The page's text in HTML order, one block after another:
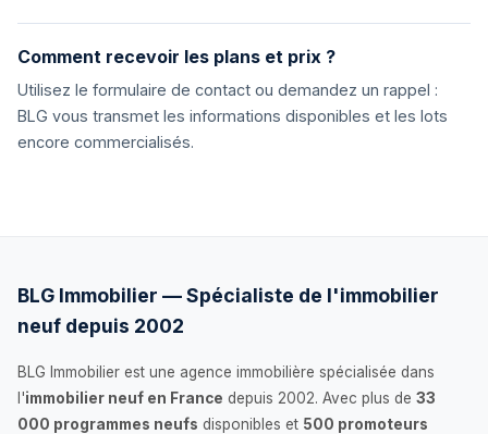
Comment recevoir les plans et prix ?
Utilisez le formulaire de contact ou demandez un rappel :
BLG vous transmet les informations disponibles et les lots
encore commercialisés.
BLG Immobilier — Spécialiste de l'immobilier
neuf depuis 2002
BLG Immobilier est une agence immobilière spécialisée dans
l'immobilier neuf en France depuis 2002. Avec plus de 33
000 programmes neufs disponibles et 500 promoteurs